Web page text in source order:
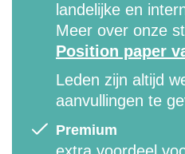
landelijke en
Meer over onze
Position paper
Leden zijn altijd
aanvullingen te
Premium